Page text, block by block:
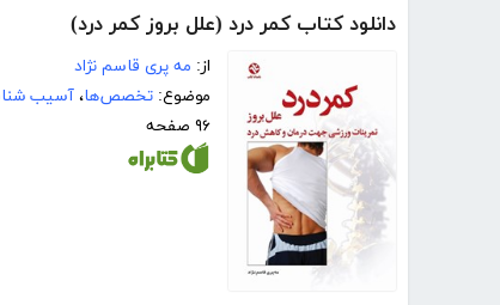
دانلود کتاب کمر درد (علل بروز کمر درد)
از: مه پرى قاسم نژاد
موضوع: تخصص‌ها، آسیب
۹۶ صفحه